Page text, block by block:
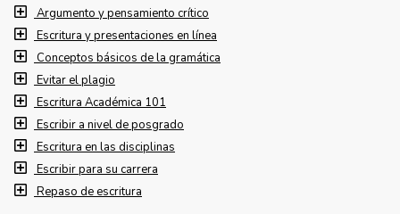
Argumento y pensamiento crítico
Escritura y presentaciones en línea
Conceptos básicos de la gramática
Evitar el plagio
Escritura Académica 101
Escribir a nivel de posgrado
Escritura en las disciplinas
Escribir para su carrera
Repaso de escritura